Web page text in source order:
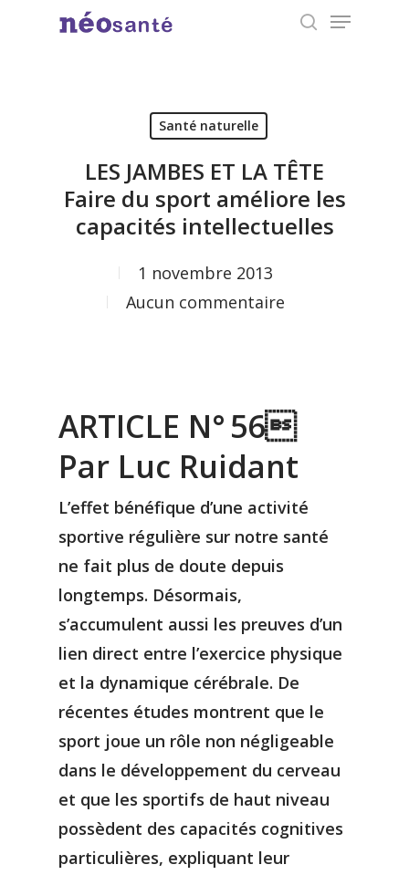
Menu
Santé naturelle
LES JAMBES ET LA TÊTE
Faire du sport améliore les
capacités intellectuelles
1 novembre 2013
Aucun commentaire
ARTICLE N° 56
Par Luc Ruidant
L’effet bénéfique d’une activité
sportive régulière sur notre santé
ne fait plus de doute depuis
longtemps. Désormais,
s’accumulent aussi les preuves d’un
lien direct entre l’exercice physique
et la dynamique cérébrale. De
récentes études montrent que le
sport joue un rôle non négligeable
dans le développement du cerveau
et que les sportifs de haut niveau
possèdent des capacités cognitives
particulières, expliquant leur